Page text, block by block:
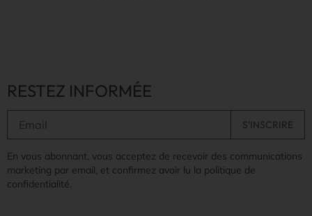
RESTEZ INFORMÉE
En vous abonnant, vous acceptez de recevoir des communications
marketing par email, et confirmez avoir lu la politique de
confidentialité.